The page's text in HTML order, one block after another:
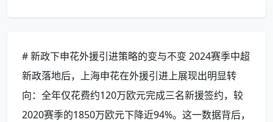
# 新政下申花外援引进策略的变与不变 2024赛季中超
新政落地后，上海申花在外援引进上展现出明显转
向：全年仅花费约120万欧元完成三名新援签约，较
2020赛季的1850万欧元下降近94%。这一数据背后，